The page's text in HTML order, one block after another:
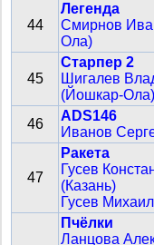
44
Легенда
Смирнов
Ола)
45
Старпер 2
Шигалев
(Йошкар-Ола)
46
ADS146
Иванов
47
Ракета
Гусев
(Казань)
Гусев
Пчëлки
Ланцова